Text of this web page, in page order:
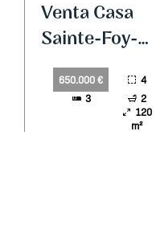
Venta Casa
Sainte-Foy-
lès-Lyon
650.000 €
4
3
2
120
m²